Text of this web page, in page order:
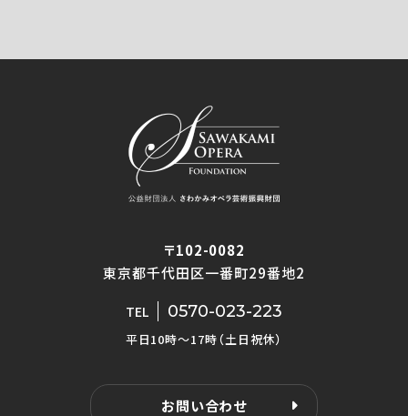
〒102-0082
東京都千代田区一番町29番地2
TEL 0570-023-223
平日10時〜17時（土日祝休）
お問い合わせ